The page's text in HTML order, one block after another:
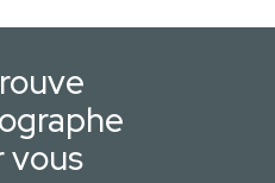
vous